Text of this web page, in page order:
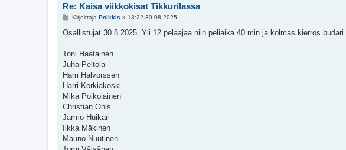
Re: Kaisa viikkokisat Tikkurilassa
V
e
i
Kirjoittaja Poikkis » 13:22 30.08.2025
Osallistujat 30.8.2025. Yli 12 pelaajaa niin peliaika 40 min ja kolmas kierros budari.
Toni Haatainen
Juha Peltola
Harri Halvorssen
Harri Korkiakoski
Mika Poikolainen
Christian Ohls
Jarmo Huikari
Ilkka Mäkinen
Mauno Nuutinen